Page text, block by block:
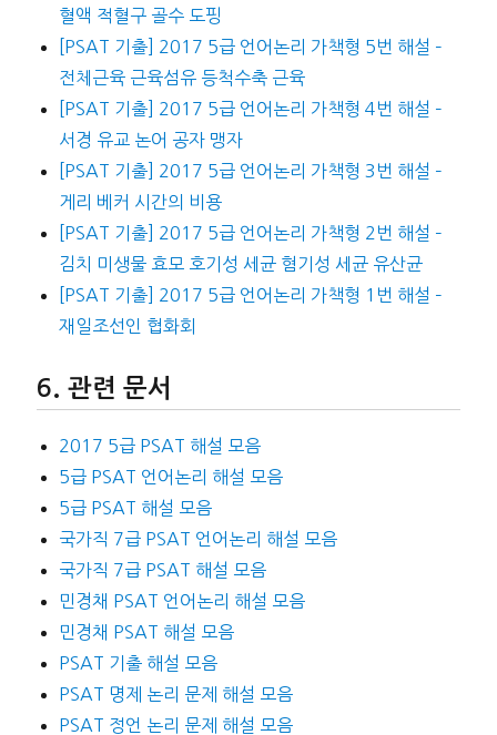
혈액 적혈구 골수 도핑
[PSAT 기출] 2017 5급 언어논리 가책형 5번 해설 –
전체근육 근육섬유 등척수축 근육
[PSAT 기출] 2017 5급 언어논리 가책형 4번 해설 –
서경 유교 논어 공자 맹자
[PSAT 기출] 2017 5급 언어논리 가책형 3번 해설 –
게리 베커 시간의 비용
[PSAT 기출] 2017 5급 언어논리 가책형 2번 해설 –
김치 미생물 효모 호기성 세균 혐기성 세균 유산균
[PSAT 기출] 2017 5급 언어논리 가책형 1번 해설 –
재일조선인 협화회
관련 문서
2017 5급 PSAT 해설 모음
5급 PSAT 언어논리 해설 모음
5급 PSAT 해설 모음
국가직 7급 PSAT 언어논리 해설 모음
국가직 7급 PSAT 해설 모음
민경채 PSAT 언어논리 해설 모음
민경채 PSAT 해설 모음
PSAT 기출 해설 모음
PSAT 명제 논리 문제 해설 모음
PSAT 정언 논리 문제 해설 모음